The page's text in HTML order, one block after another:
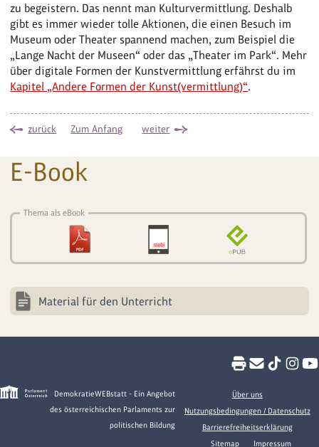
zu begeistern. Das nennt man Kulturvermittlung. Deshalb
gibt es immer wieder tolle Aktionen, die einen Besuch im
Museum oder Theater spannend machen, zum Beispiel die
„Lange Nacht der Museen“ oder das „Theater im Park“. Mehr
über digitale Formen der Kunstvermittlung erfährst du im
Kapitel „Andere Formen der Kunst(vermittlung)“.
zurück Zum Anfang weiter
E-Book
Thema als eBook
Material für den Unterricht
DemokratieWEBstatt - Ein Angebot
des österreichischen Parlaments zur
politischen Bildung
Über uns
Nutzungsbedingungen / Datenschutz
Barrierefreiheitserklärung
Sitemap
Impressum